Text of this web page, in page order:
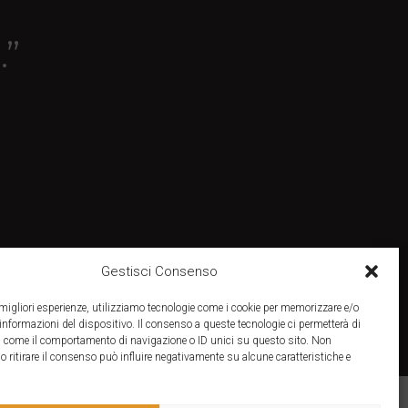
Gestisci Consenso
esperienze, utilizziamo tecnologie come i cookie per memorizzare e/o
informazioni del dispositivo. Il consenso a queste tecnologie ci permetterà di
come il comportamento di navigazione o ID unici su questo sito. Non
ritirare il consenso può influire negativamente su alcune caratteristiche e
societari